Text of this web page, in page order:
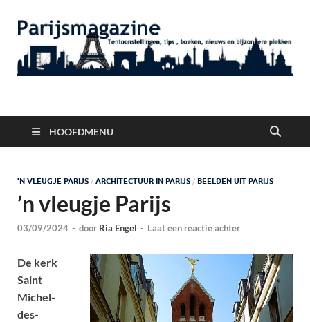
Parijsmagazine
HOOFDMENU
'N VLEUGJE PARIJS / ARCHITECTUUR IN PARIJS / BEELDEN UIT PARIJS
’n vleugje Parijs
03/09/2024 - door Ria Engel - Laat een reactie achter
De kerk
Saint
Michel-
des-